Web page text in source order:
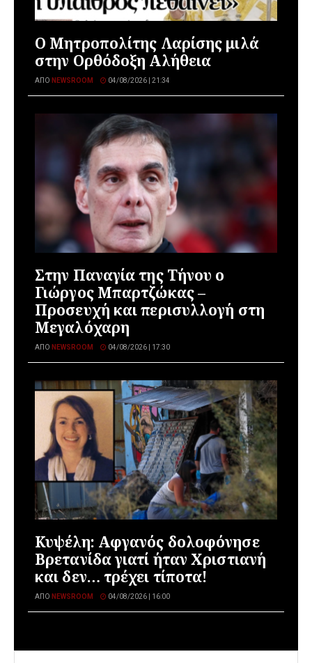
Ο Μητροπολίτης Λαρίσης μιλά
στην Ορθόδοξη Αλήθεια
ΑΠΌ NEWSROOM 04/08/2026 | 21:34
Στην Παναγία της Τήνου ο
Γιώργος Μπαρτζώκας –
Προσευχή και περισυλλογή στη
Μεγαλόχαρη
ΑΠΌ NEWSROOM 04/08/2026 | 17:30
Κυψέλη: Αφγανός δολοφόνησε
Βρετανίδα γιατί ήταν Χριστιανή
και δεν… τρέχει τίποτα!
ΑΠΌ NEWSROOM 04/08/2026 | 16:00